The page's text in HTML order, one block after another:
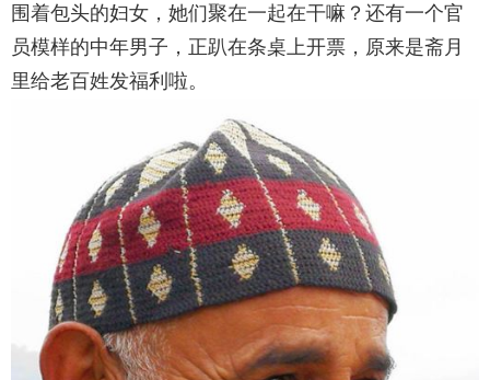
围着包头的妇女，她们聚在一起在干嘛？还有一个官
员模样的中年男子，正趴在条桌上开票，原来是斋月
里给老百姓发福利啦。